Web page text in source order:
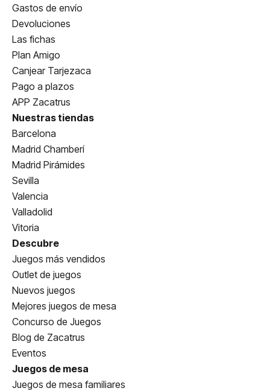
Gastos de envío
Devoluciones
Las fichas
Plan Amigo
Canjear Tarjezaca
Pago a plazos
APP Zacatrus
Nuestras tiendas
Barcelona
Madrid Chamberí
Madrid Pirámides
Sevilla
Valencia
Valladolid
Vitoria
Descubre
Juegos más vendidos
Outlet de juegos
Nuevos juegos
Mejores juegos de mesa
Concurso de Juegos
Blog de Zacatrus
Eventos
Juegos de mesa
Juegos de mesa familiares